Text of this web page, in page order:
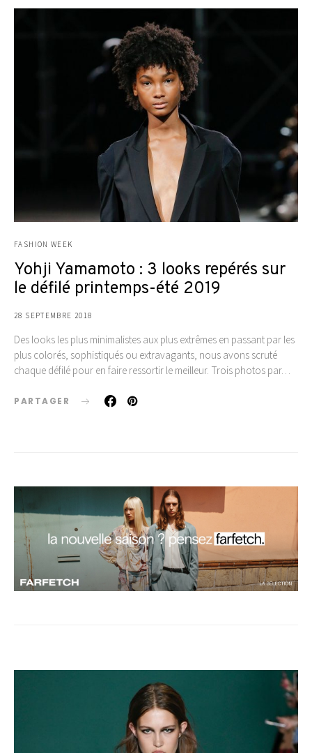
FASHION WEEK
Yohji Yamamoto : 3 looks repérés sur
le défilé printemps-été 2019
28 SEPTEMBRE 2018
Des looks les plus minimalistes aux plus extrêmes en passant par les
plus colorés, sophistiqués ou extravagants, nous avons scruté
chaque défilé pour en faire ressortir le meilleur. Trois photos par…
PARTAGER